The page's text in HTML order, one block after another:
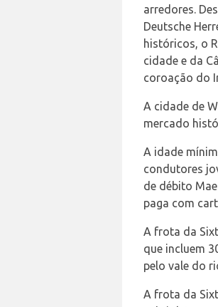
arredores.
Deutsche
históricos, o
cidade e da
coroação do
A cidade de
mercado
A idade
condutores
de débito
paga com
A frota da
que incluem
pelo vale do
A frota da